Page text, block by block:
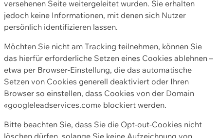
versehenen Seite weitergeleitet wurden. Sie erhalten
jedoch keine Informationen, mit denen sich Nutzer
persönlich identifizieren lassen.
Möchten Sie nicht am Tracking teilnehmen, können Sie
das hierfür erforderliche Setzen eines Cookies ablehnen –
etwa per Browser-Einstellung, die das automatische
Setzen von Cookies generell deaktiviert oder Ihren
Browser so einstellen, dass Cookies von der Domain
«googleleadservices.com» blockiert werden.
Bitte beachten Sie, dass Sie die Opt-out-Cookies nicht